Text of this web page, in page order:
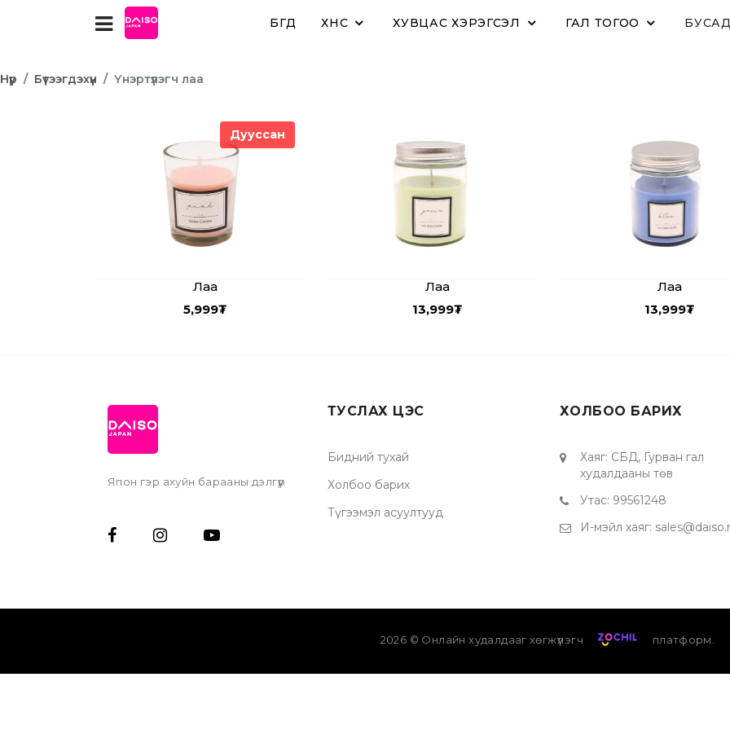
БҮГД ХҮНС ХУВЦАС ХЭРЭГСЭЛ ГАЛ ТОГОО
Нүүр Бүтээгдэхүүн Үнэртүүлэгч лаа
Дууссан
Лаа
5,999₮
Лаа
13,999₮
Лаа
13,999₮
Япон гэр ахуйн барааны дэлгүүр
ТУСЛАХ ЦЭС
Бидний тухай
Холбоо барих
Түгээмэл асуултууд
ХОЛБОО БАРИХ
Хаяг: СБД, Гурван гал
худалдааны төв
Утас: 99561248
И-мэйл хаяг:
2026 © Онлайн худалдааг хөгжүүлэгч платформ.